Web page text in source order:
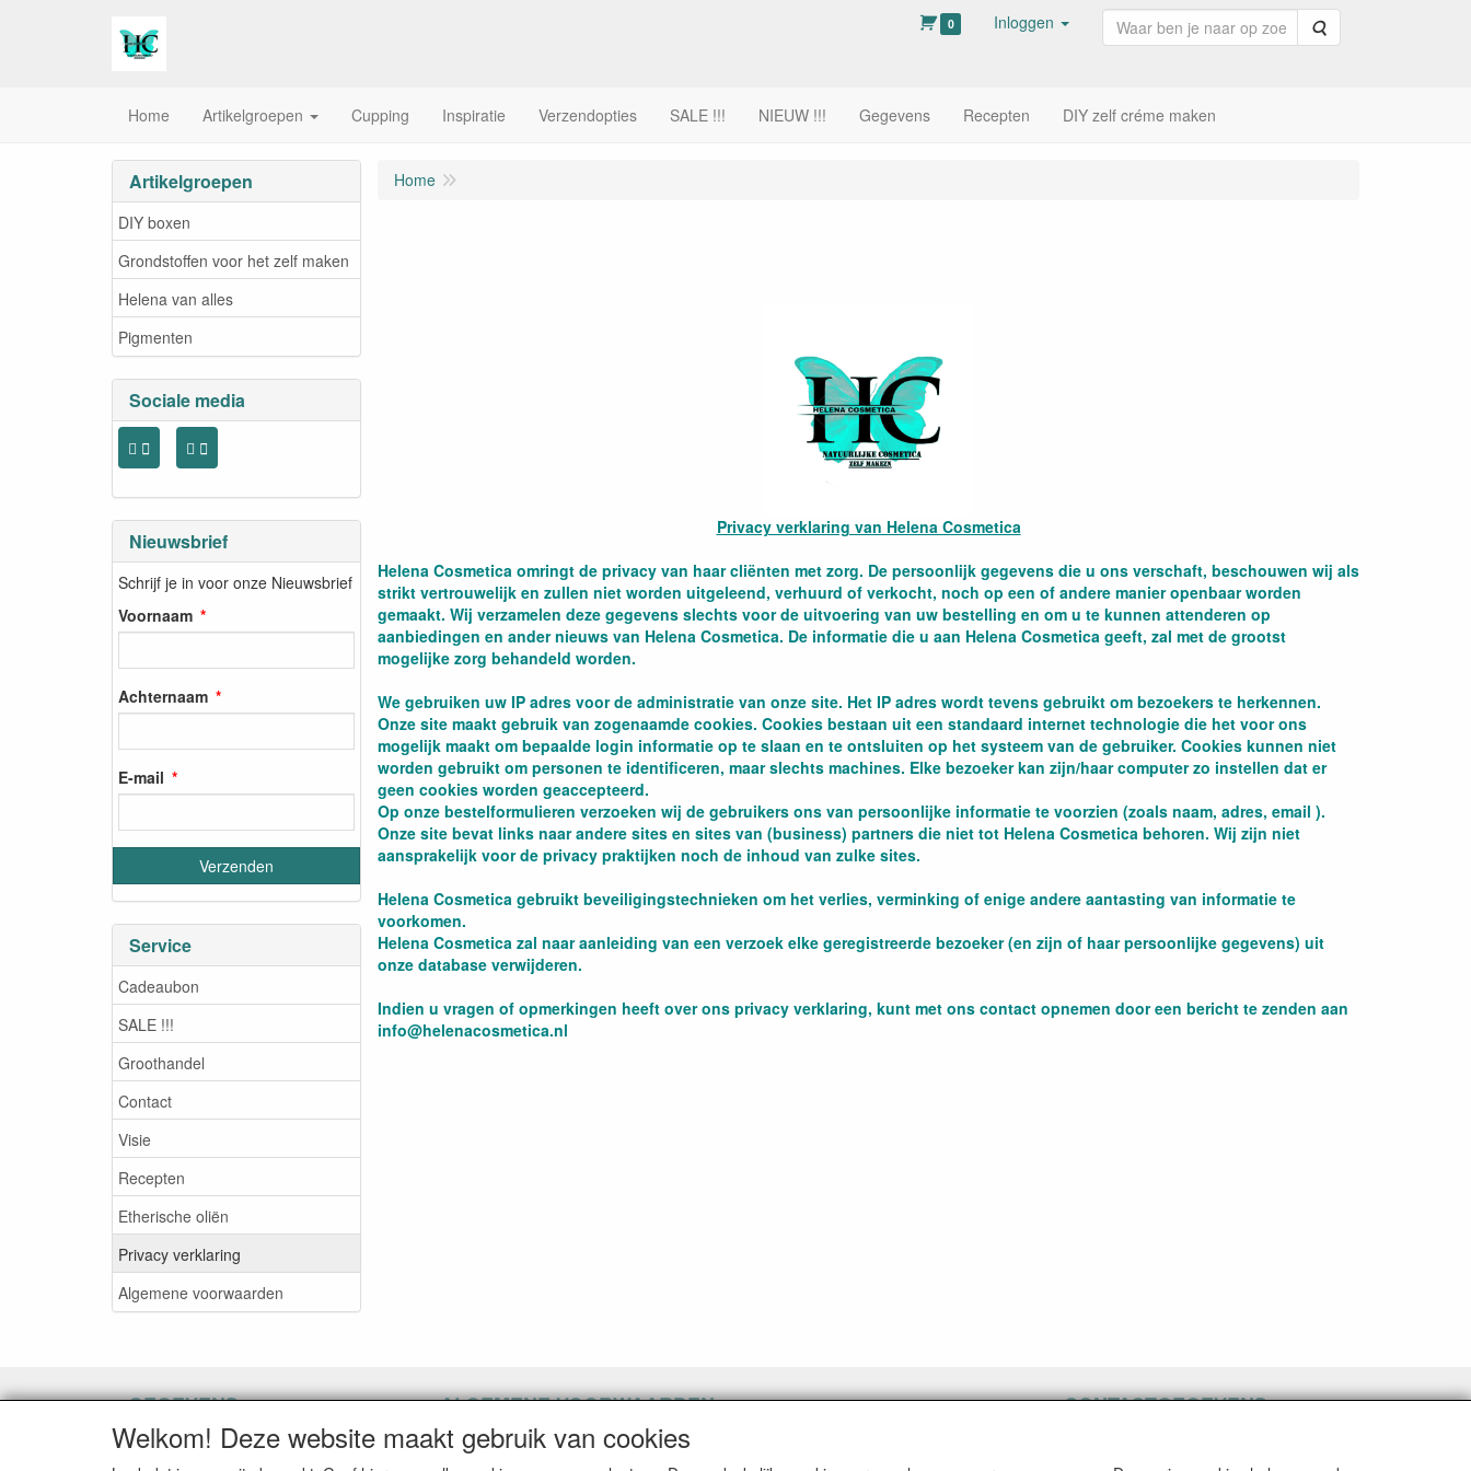
0 Inloggen Zoeken
Home Artikelgroepen Cupping Inspiratie Verzendopties SALE !!! NIEUW !!! Gegevens Recepten DIY zelf créme maken
Artikelgroepen
DIY boxen
Grondstoffen voor het zelf maken
Helena van alles
Pigmenten
Sociale media
Nieuwsbrief
Schrijf je in voor onze Nieuwsbrief
Voornaam
Achternaam
E-mail
Service
Cadeaubon
SALE !!!
Groothandel
Contact
Visie
Recepten
Etherische oliën
Privacy verklaring
Algemene voorwaarden
Home
Privacy verklaring van Helena Cosmetica
Helena Cosmetica omringt de privacy van haar cliënten met zorg. De persoonlijk gegevens die u ons verschaft, beschouwen wij als
strikt vertrouwelijk en zullen niet worden uitgeleend, verhuurd of verkocht, noch op een of andere manier openbaar worden
gemaakt. Wij verzamelen deze gegevens slechts voor de uitvoering van uw bestelling en om u te kunnen attenderen op
aanbiedingen en ander nieuws van Helena Cosmetica. De informatie die u aan Helena Cosmetica geeft, zal met de grootst
mogelijke zorg behandeld worden.
We gebruiken uw IP adres voor de administratie van onze site. Het IP adres wordt tevens gebruikt om bezoekers te herkennen.
Onze site maakt gebruik van zogenaamde cookies. Cookies bestaan uit een standaard internet technologie die het voor ons
mogelijk maakt om bepaalde login informatie op te slaan en te ontsluiten op het systeem van de gebruiker. Cookies kunnen niet
worden gebruikt om personen te identificeren, maar slechts machines. Elke bezoeker kan zijn/haar computer zo instellen dat er
geen cookies worden geaccepteerd.
Op onze bestelformulieren verzoeken wij de gebruikers ons van persoonlijke informatie te voorzien (zoals naam, adres, email ).
Onze site bevat links naar andere sites en sites van (business) partners die niet tot Helena Cosmetica behoren. Wij zijn niet
aansprakelijk voor de privacy praktijken noch de inhoud van zulke sites.
Helena Cosmetica gebruikt beveiligingstechnieken om het verlies, verminking of enige andere aantasting van informatie te
voorkomen.
Helena Cosmetica zal naar aanleiding van een verzoek elke geregistreerde bezoeker (en zijn of haar persoonlijke gegevens) uit
onze database verwijderen.
Indien u vragen of opmerkingen heeft over ons privacy verklaring, kunt met ons contact opnemen door een bericht te zenden aan
info@helenacosmetica.nl
GEGEVENS
Herroepingslink aanvragen
ALGEMENE VOORWAARDEN
Herroepingslink aanvragen
CONTACTGEGEVENS
Welkom! Deze website maakt gebruik van cookies